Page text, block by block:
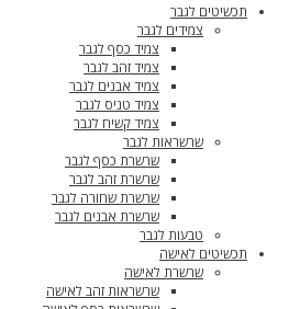
תכשיטים לגבר
צמידים לגבר
צמיד כסף לגבר
צמיד זהב לגבר
צמיד אבנים לגבר
צמיד טניס לגבר
צמיד קשיח לגבר
שרשראות לגבר
שרשרת כסף לגבר
שרשרת זהב לגבר
שרשרת שחורה לגבר
שרשרת אבנים לגבר
טבעות לגבר
תכשיטים לאישה
שרשרת לאישה
שרשראות זהב לאישה